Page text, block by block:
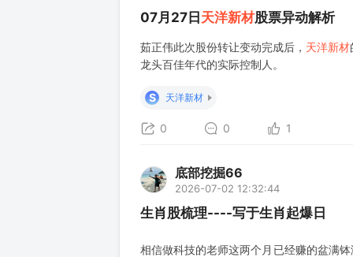
07月27日 天洋新材股票异动解析
茹正伟此次股份转让变动完成后， 天洋新材
龙头百佳年代的实际控制人。
S 天洋新材
0 0 1
底部挖掘66
2026-07-02 12:32:44
生肖股梳理----写于生肖起爆日
相信做科技的老师这两个月已经赚的盆满